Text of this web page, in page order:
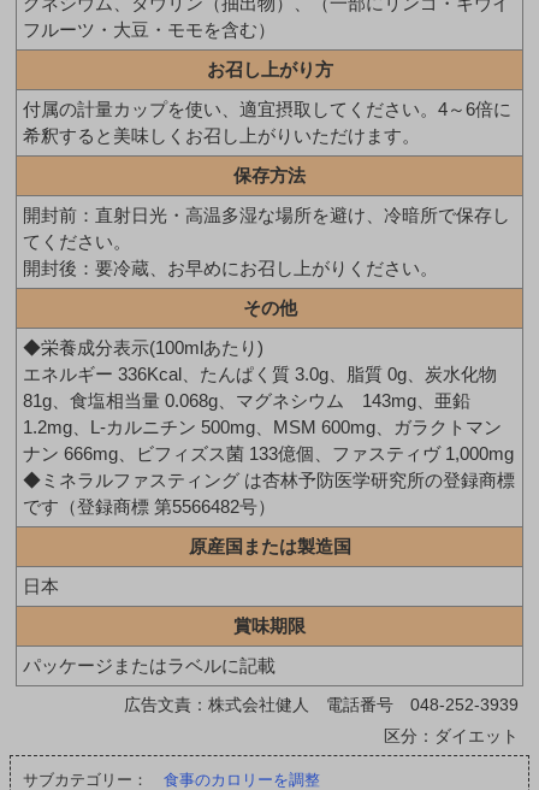
フルーツ・大豆・モモを含む）
お召し上がり方
付属の計量カップを使い、適宜摂取してください。4～6倍に
希釈すると美味しくお召し上がりいただけます。
保存方法
開封前：直射日光・高温多湿な場所を避け、冷暗所で保存し
てください。
開封後：要冷蔵、お早めにお召し上がりください。
その他
◆栄養成分表示(100mlあたり)
エネルギー 336Kcal、たんぱく質 3.0g、脂質 0g、炭水化物
81g、食塩相当量 0.068g、マグネシウム 143mg、亜鉛
1.2mg、L-カルニチン 500mg、MSM 600mg、ガラクトマン
ナン 666mg、ビフィズス菌 133億個、ファスティヴ 1,000mg
◆ミネラルファスティング は杏林予防医学研究所の登録商標
です（登録商標 第5566482号）
原産国または製造国
日本
賞味期限
パッケージまたはラベルに記載
広告文責：株式会社健人 電話番号 048-252-3939
区分：ダイエット
サブカテゴリー： 食事のカロリーを調整